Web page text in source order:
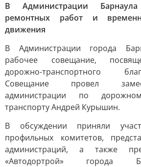
В Администрации
ремонтных работ и
движения
В Администрации города
рабочее совещание,
дорожно-транспортного
Совещание провел
администрации по
транспорту Андрей Курышин.
В обсуждении приняли
профильных комитетов,
администраций, а также
«Автодортрой» города